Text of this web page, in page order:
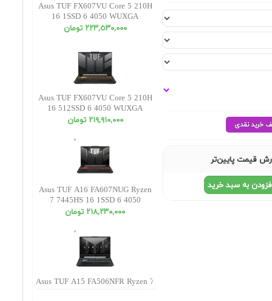
قیمت پایین‌تر
به سبد خرید
Asus TUF FX607VU Core 5 210H
16 1SSD 6 4050 WUXGA
٢٢٣,٥٣٠,٠٠٠ تومان
Asus TUF FX607VU Core 5 210H
16 512SSD 6 4050 WUXGA
٢١٩,٩١٠,٠٠٠ تومان
Asus TUF A16 FA607NUG Ryzen
7 7445HS 16 1SSD 6 4050
WUXGA
٢١٨,٢٣٠,٠٠٠ تومان
Asus TUF A15 FA506NFR Ryzen 7